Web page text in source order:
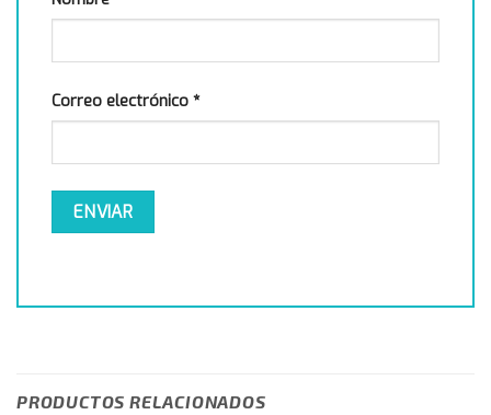
Correo electrónico *
PRODUCTOS RELACIONADOS